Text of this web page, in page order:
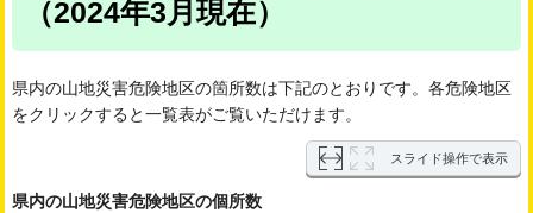
（2024年3月現在）
県内の山地災害危険地区の箇所数は下記のとおりです。各危険地区
をクリックすると一覧表がご覧いただけます。
スライド操作で表示
県内の山地災害危険地区の個所数